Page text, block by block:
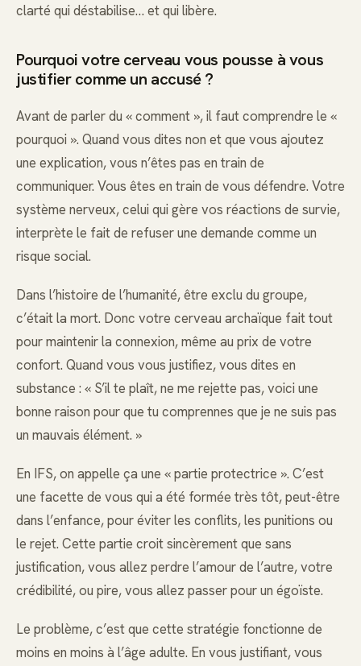
clarté qui déstabilise… et qui libère.
Pourquoi votre cerveau vous pousse à vous
justifier comme un accusé ?
Avant de parler du « comment », il faut comprendre le «
pourquoi ». Quand vous dites non et que vous ajoutez
une explication, vous n’êtes pas en train de
communiquer. Vous êtes en train de vous défendre. Votre
système nerveux, celui qui gère vos réactions de survie,
interprète le fait de refuser une demande comme un
risque social.
Dans l’histoire de l’humanité, être exclu du groupe,
c’était la mort. Donc votre cerveau archaïque fait tout
pour maintenir la connexion, même au prix de votre
confort. Quand vous vous justifiez, vous dites en
substance : « S’il te plaît, ne me rejette pas, voici une
bonne raison pour que tu comprennes que je ne suis pas
un mauvais élément. »
En IFS, on appelle ça une « partie protectrice ». C’est
une facette de vous qui a été formée très tôt, peut-être
dans l’enfance, pour éviter les conflits, les punitions ou
le rejet. Cette partie croit sincèrement que sans
justification, vous allez perdre l’amour de l’autre, votre
crédibilité, ou pire, vous allez passer pour un égoïste.
Le problème, c’est que cette stratégie fonctionne de
moins en moins à l’âge adulte. En vous justifiant, vous